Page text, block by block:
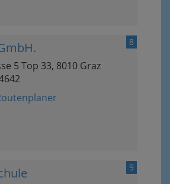
8
5 Top 33, 8010 Graz
9